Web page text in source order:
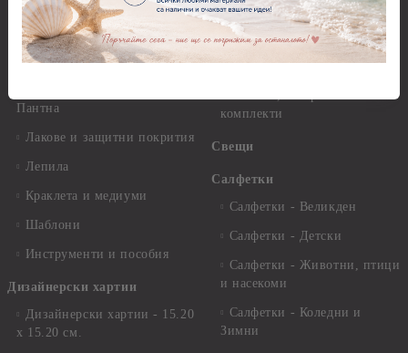
Вакс пасти
Грунд, Основи, Релефни
пасти
Пантна
Лакове и защитни покрития
Лепила
Краклета и медиуми
Шаблони
Инструменти и пособия
Дизайнерски хартии
Дизайнерски хартии - 15.20
х 15.20 см.
Платна за рисуване
Стативи и поставки
Четки и инструменти
комплекти
Свещи
Салфетки
Салфетки - Великден
Салфетки - Детски
Салфетки - Животни, птици
и насекоми
Салфетки - Коледни и
Зимни